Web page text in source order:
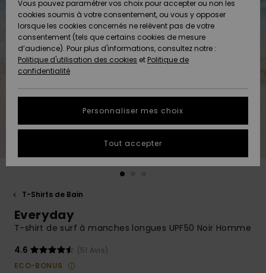
Snow
Nouveautés
A
Découvrir
Snow
Nouveautés
A
Découvrir
A
Découvrir
Communauté
AIDE &
CONTACT
Quiksilver
Freedom
Protection
des
tailles
conversation
à votre
Démarrer
MAGASINS
QUIKSILVER
T-Shirts de Bain
Everyday
T-shirt de surf à manches longues UPF50 Noir Homme
4.6
(51 Avis)
ECO-BONUS
Vous pouvez paramétrer vos choix pour accepter ou non les
cookies soumis à votre consentement, ou vous y opposer
lorsque les cookies concernés ne relèvent pas de votre
consentement (tels que certains cookies de mesure
d’audience). Pour plus d'informations, consultez notre :
Politique d'utilisation des cookies et Politique de
confidentialité
Personnaliser mes choix
Tout accepter